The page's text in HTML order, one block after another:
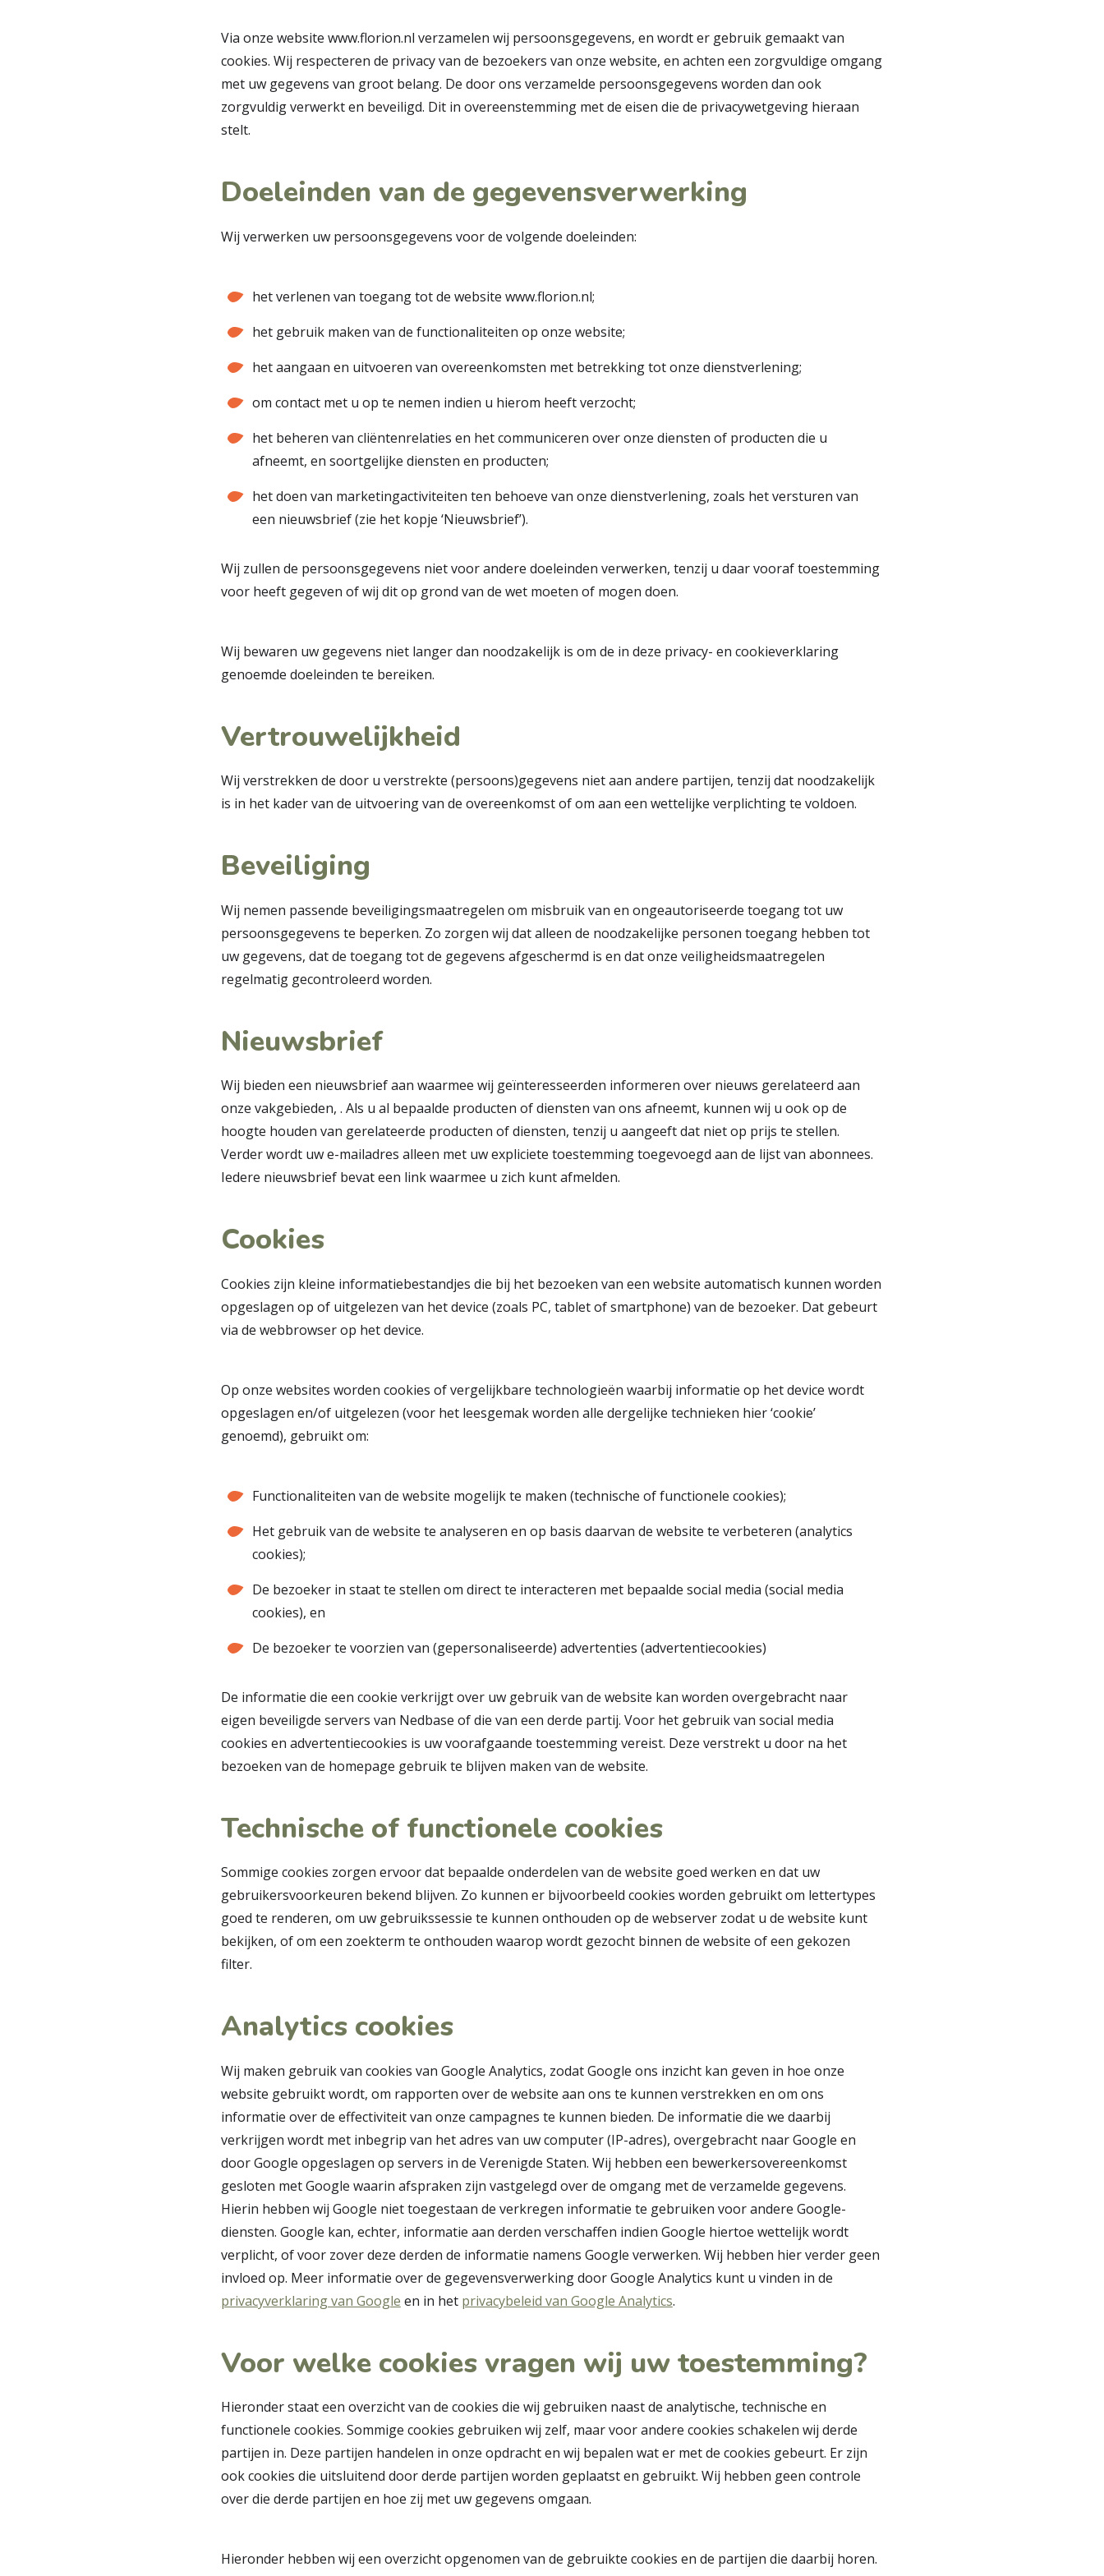
Via onze website www.florion.nl verzamelen wij persoonsgegevens, en wordt er gebruik gemaakt van
cookies. Wij respecteren de privacy van de bezoekers van onze website, en achten een zorgvuldige omgang
met uw gegevens van groot belang. De door ons verzamelde persoonsgegevens worden dan ook
zorgvuldig verwerkt en beveiligd. Dit in overeenstemming met de eisen die de privacywetgeving hieraan
stelt.
Doeleinden van de gegevensverwerking
Wij verwerken uw persoonsgegevens voor de volgende doeleinden:
het verlenen van toegang tot de website www.florion.nl;
het gebruik maken van de functionaliteiten op onze website;
het aangaan en uitvoeren van overeenkomsten met betrekking tot onze dienstverlening;
om contact met u op te nemen indien u hierom heeft verzocht;
het beheren van cliëntenrelaties en het communiceren over onze diensten of producten die u
afneemt, en soortgelijke diensten en producten;
het doen van marketingactiviteiten ten behoeve van onze dienstverlening, zoals het versturen van
een nieuwsbrief (zie het kopje ‘Nieuwsbrief’).
Wij zullen de persoonsgegevens niet voor andere doeleinden verwerken, tenzij u daar vooraf toestemming
voor heeft gegeven of wij dit op grond van de wet moeten of mogen doen.
Wij bewaren uw gegevens niet langer dan noodzakelijk is om de in deze privacy- en cookieverklaring
genoemde doeleinden te bereiken.
Vertrouwelijkheid
Wij verstrekken de door u verstrekte (persoons)gegevens niet aan andere partijen, tenzij dat noodzakelijk
is in het kader van de uitvoering van de overeenkomst of om aan een wettelijke verplichting te voldoen.
Beveiliging
Wij nemen passende beveiligingsmaatregelen om misbruik van en ongeautoriseerde toegang tot uw
persoonsgegevens te beperken. Zo zorgen wij dat alleen de noodzakelijke personen toegang hebben tot
uw gegevens, dat de toegang tot de gegevens afgeschermd is en dat onze veiligheidsmaatregelen
regelmatig gecontroleerd worden.
Nieuwsbrief
Wij bieden een nieuwsbrief aan waarmee wij geïnteresseerden informeren over nieuws gerelateerd aan
onze vakgebieden, . Als u al bepaalde producten of diensten van ons afneemt, kunnen wij u ook op de
hoogte houden van gerelateerde producten of diensten, tenzij u aangeeft dat niet op prijs te stellen.
Verder wordt uw e-mailadres alleen met uw expliciete toestemming toegevoegd aan de lijst van abonnees.
Iedere nieuwsbrief bevat een link waarmee u zich kunt afmelden.
Cookies
Cookies zijn kleine informatiebestandjes die bij het bezoeken van een website automatisch kunnen worden
opgeslagen op of uitgelezen van het device (zoals PC, tablet of smartphone) van de bezoeker. Dat gebeurt
via de webbrowser op het device.
Op onze websites worden cookies of vergelijkbare technologieën waarbij informatie op het device wordt
opgeslagen en/of uitgelezen (voor het leesgemak worden alle dergelijke technieken hier ‘cookie’
genoemd), gebruikt om:
Functionaliteiten van de website mogelijk te maken (technische of functionele cookies);
Het gebruik van de website te analyseren en op basis daarvan de website te verbeteren (analytics
cookies);
De bezoeker in staat te stellen om direct te interacteren met bepaalde social media (social media
cookies), en
De bezoeker te voorzien van (gepersonaliseerde) advertenties (advertentiecookies)
De informatie die een cookie verkrijgt over uw gebruik van de website kan worden overgebracht naar
eigen beveiligde servers van Nedbase of die van een derde partij. Voor het gebruik van social media
cookies en advertentiecookies is uw voorafgaande toestemming vereist. Deze verstrekt u door na het
bezoeken van de homepage gebruik te blijven maken van de website.
Technische of functionele cookies
Sommige cookies zorgen ervoor dat bepaalde onderdelen van de website goed werken en dat uw
gebruikersvoorkeuren bekend blijven. Zo kunnen er bijvoorbeeld cookies worden gebruikt om lettertypes
goed te renderen, om uw gebruikssessie te kunnen onthouden op de webserver zodat u de website kunt
bekijken, of om een zoekterm te onthouden waarop wordt gezocht binnen de website of een gekozen
filter.
Analytics cookies
Wij maken gebruik van cookies van Google Analytics, zodat Google ons inzicht kan geven in hoe onze
website gebruikt wordt, om rapporten over de website aan ons te kunnen verstrekken en om ons
informatie over de effectiviteit van onze campagnes te kunnen bieden. De informatie die we daarbij
verkrijgen wordt met inbegrip van het adres van uw computer (IP-adres), overgebracht naar Google en
door Google opgeslagen op servers in de Verenigde Staten. Wij hebben een bewerkersovereenkomst
gesloten met Google waarin afspraken zijn vastgelegd over de omgang met de verzamelde gegevens.
Hierin hebben wij Google niet toegestaan de verkregen informatie te gebruiken voor andere Google-
diensten. Google kan, echter, informatie aan derden verschaffen indien Google hiertoe wettelijk wordt
verplicht, of voor zover deze derden de informatie namens Google verwerken. Wij hebben hier verder geen
invloed op. Meer informatie over de gegevensverwerking door Google Analytics kunt u vinden in de
privacyverklaring van Google en in het privacybeleid van Google Analytics.
Voor welke cookies vragen wij uw toestemming?
Hieronder staat een overzicht van de cookies die wij gebruiken naast de analytische, technische en
functionele cookies. Sommige cookies gebruiken wij zelf, maar voor andere cookies schakelen wij derde
partijen in. Deze partijen handelen in onze opdracht en wij bepalen wat er met de cookies gebeurt. Er zijn
ook cookies die uitsluitend door derde partijen worden geplaatst en gebruikt. Wij hebben geen controle
over die derde partijen en hoe zij met uw gegevens omgaan.
Hieronder hebben wij een overzicht opgenomen van de gebruikte cookies en de partijen die daarbij horen.